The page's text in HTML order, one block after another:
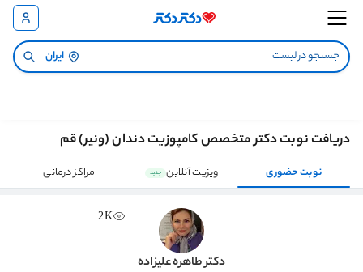
ایران
دریافت نوبت دکتر متخصص کامپوزیت دندان (ونیر) قم
نوبت حضوری ویزیت آنلاین جدید مراکز درمانی
2K
دکتر طاهره علیزاده